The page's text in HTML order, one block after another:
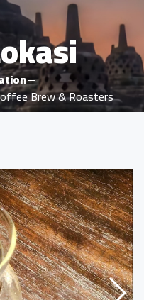
Brew & Roasters